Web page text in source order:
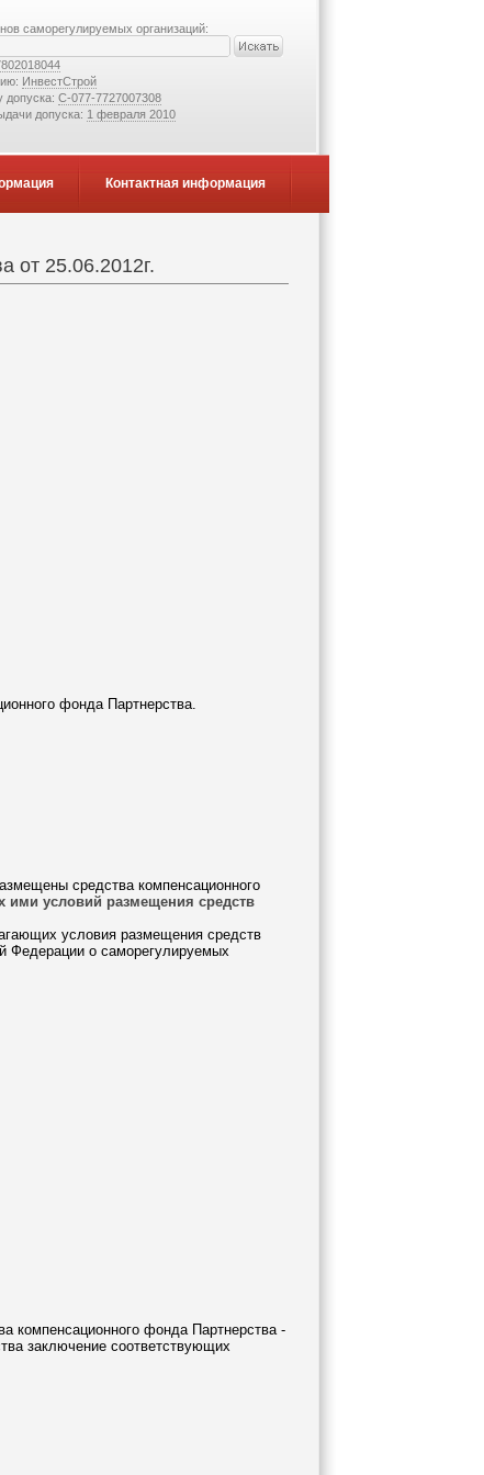
саморегулируемых организаций:
ИнвестСтрой
допуска: С-077-7727007308
допуска: 1 февраля 2010
Контактная информация
от 25.06.2012г.
фонда Партнерства.
средства компенсационного
ими условий размещения средств
условия размещения средств
Федерации о саморегулируемых
компенсационного фонда Партнерства -
заключение соответствующих